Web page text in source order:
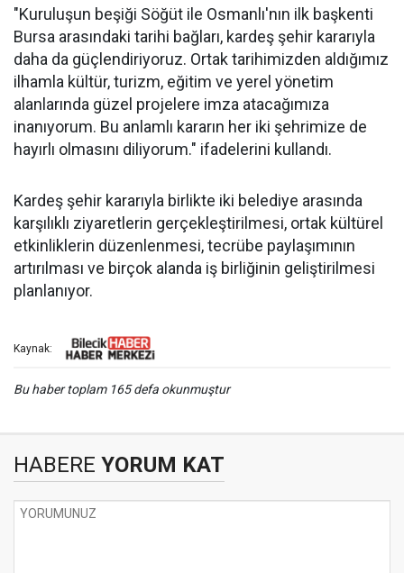
"Kuruluşun beşiği Söğüt ile Osmanlı'nın ilk başkenti
Bursa arasındaki tarihi bağları, kardeş şehir kararıyla
daha da güçlendiriyoruz. Ortak tarihimizden aldığımız
ilhamla kültür, turizm, eğitim ve yerel yönetim
alanlarında güzel projelere imza atacağımıza
inanıyorum. Bu anlamlı kararın her iki şehrimize de
hayırlı olmasını diliyorum." ifadelerini kullandı.
Kardeş şehir kararıyla birlikte iki belediye arasında
karşılıklı ziyaretlerin gerçekleştirilmesi, ortak kültürel
etkinliklerin düzenlenmesi, tecrübe paylaşımının
artırılması ve birçok alanda iş birliğinin geliştirilmesi
planlanıyor.
Kaynak:
Bu haber toplam 165 defa okunmuştur
HABERE YORUM KAT